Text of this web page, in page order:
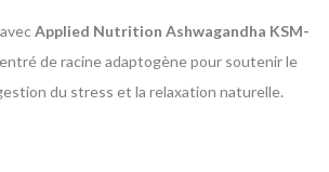
Applied Nutrition Ashwagandha KSM-
de racine adaptogène pour soutenir le
du stress et la relaxation naturelle.